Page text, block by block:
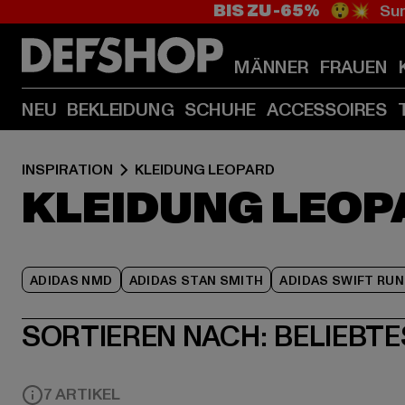
BIS ZU -65% 😲💥
MÄNNER FRAUEN
NEU BEKLEIDUNG SCHUHE ACCESSOIRES
INSPIRATION KLEIDUNG LEOPARD
KLEIDUNG
ADIDAS NMD ADIDAS STAN SMITH ADIDAS SWIFT RUN
SORTIEREN NACH:
7 ARTIKEL